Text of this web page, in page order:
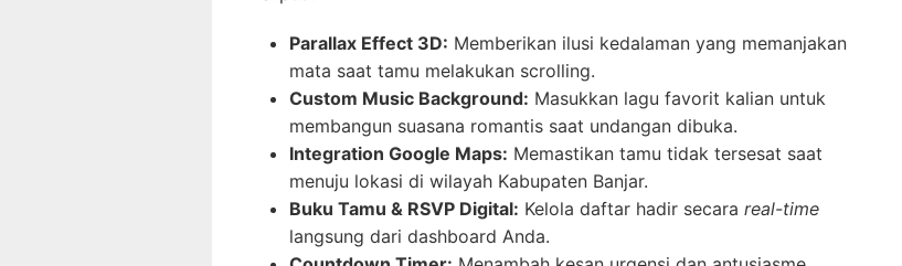
Parallax Effect 3D: Memberikan ilusi kedalaman yang memanjakan
mata saat tamu melakukan scrolling.
Custom Music Background: Masukkan lagu favorit kalian untuk
membangun suasana romantis saat undangan dibuka.
Integration Google Maps: Memastikan tamu tidak tersesat saat
menuju lokasi di wilayah Kabupaten Banjar.
Buku Tamu & RSVP Digital: Kelola daftar hadir secara real-time
langsung dari dashboard Anda.